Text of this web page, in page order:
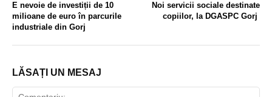
E nevoie de investiții de 10
milioane de euro în parcurile
industriale din Gorj
Noi servicii sociale destinate
copiilor, la DGASPC Gorj
LĂSAȚI UN MESAJ